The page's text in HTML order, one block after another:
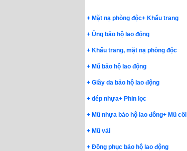
+ Mặt nạ phòng độc+ Khẩu trang
+ Ủng bảo hộ lao động
+ Khẩu trang, mặt nạ phòng độc
+ Mũ bảo hộ lao động
+ Giầy da bảo hộ lao động
+ dép nhựa+ Phin lọc
+ Mũ nhựa bảo hộ lao đông+ Mũ cối
+ Mũ vải
+ Đồng phục bảo hộ lao động